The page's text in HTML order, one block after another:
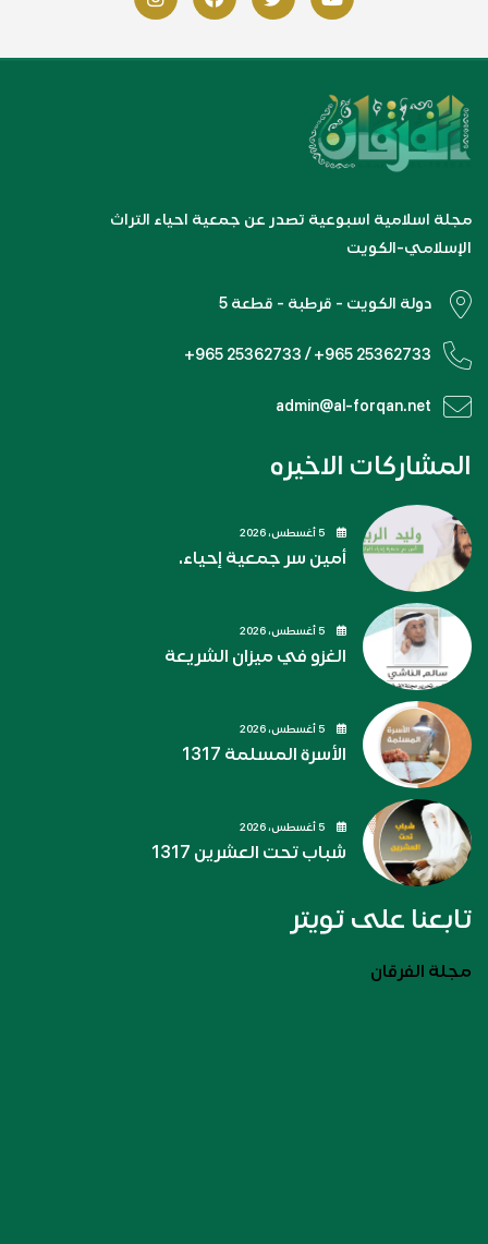
مجلة اسلامية اسبوعية تصدر عن جمعية احياء التراث
الإسلامي-الكويت
دولة الكويت - قرطبة - قطعة 5
+965 25362733 / +965 25362733
admin@al-forqan.net
المشاركات الاخيره
أمين سر جمعية إحياء.
الغزو في ميزان الشريعة
الأسرة المسلمة 1317
شباب تحت العشرين 1317
تابعنا على تويتر
مجلة الفرقان